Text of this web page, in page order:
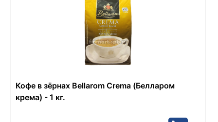
Кофе в зёрнах Bellarom Crema (Белларом
крема) - 1 кг.